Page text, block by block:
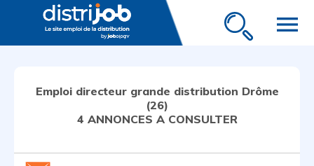
menu
Emploi directeur grande distribution Drôme
(26)
4 ANNONCES A CONSULTER